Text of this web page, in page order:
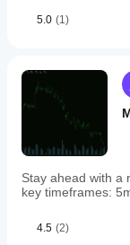
https://
https://
settings.
cleanup
on
and
options
re-
identify
5.0 (1)
Stay ahead with a
key timeframes:
4.5 (2)